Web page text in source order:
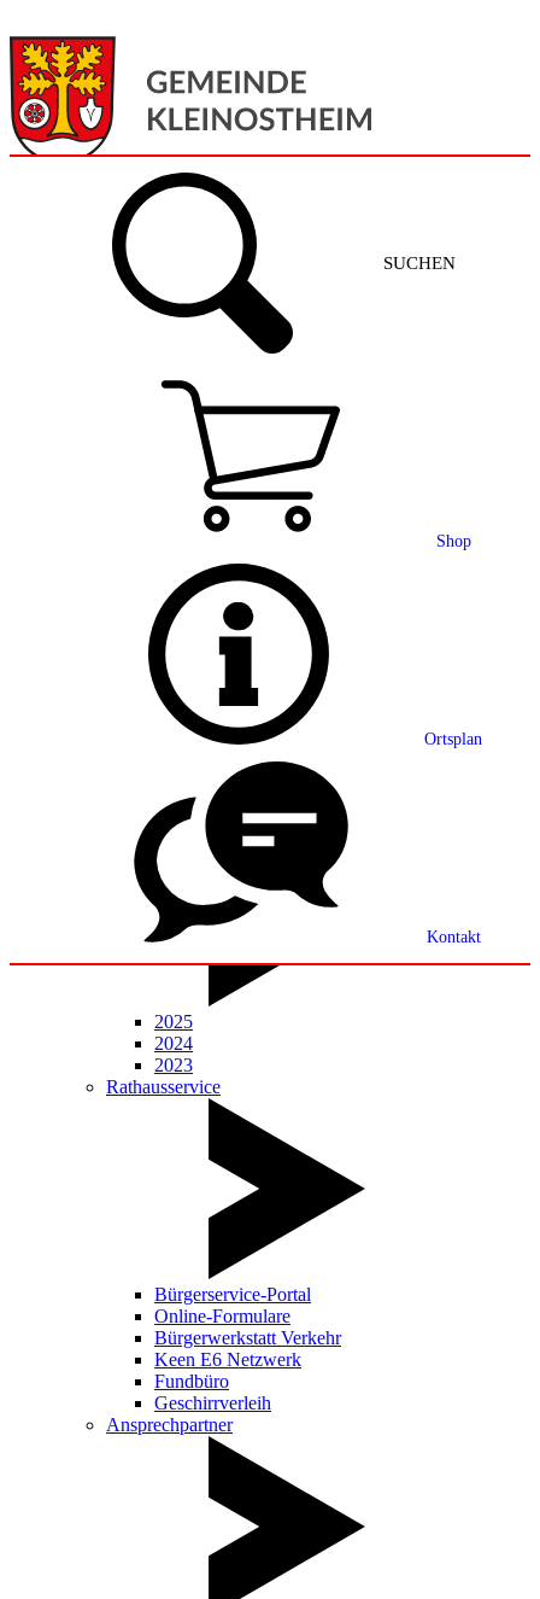
SUCHEN
Shop
Ortsplan
Kontakt
Gemeinde + Service
Grußwort
Ortsplan
Partnerschaft
Statistik
Mitteilungsblatt
2025
2024
2023
Rathausservice
Bürgerservice-Portal
Online-Formulare
Bürgerwerkstatt Verkehr
Keen E6 Netzwerk
Fundbüro
Geschirrverleih
Ansprechpartner